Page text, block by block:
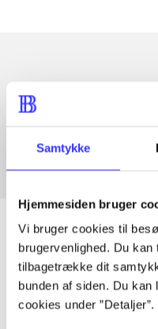
Samtykke
Hjemmesiden bruger
Vi bruger cookies til
brugervenlighed. Du
tilbagetrække dit
bunden af siden. Du
cookies under ”Detaljer”.
Artikler med
Fra
Artikler
Alle registrerede